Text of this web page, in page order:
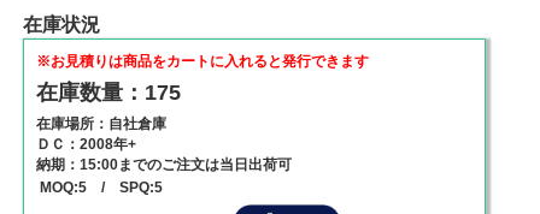
在庫状況
※お見積りは商品をカートに入れると発行できます
在庫数量：175
在庫場所：自社倉庫
ＤＣ：2008年+
納期：15:00までのご注文は当日出荷可
MOQ:5 / SPQ:5